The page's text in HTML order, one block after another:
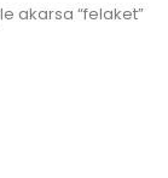
akarsa “felaket”